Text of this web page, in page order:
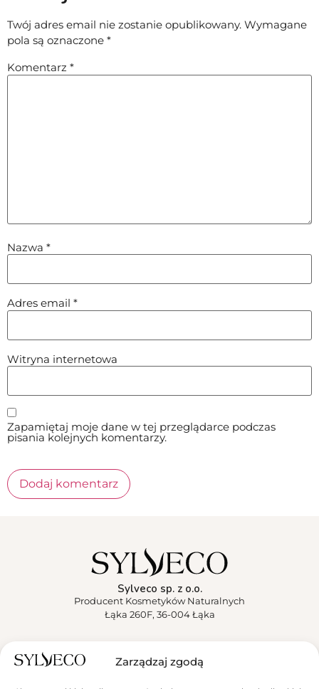
Zarządzaj zgodą
Twój adres email nie zostanie opublikowany. Wymagane
pola są oznaczone *
Komentarz *
Nazwa *
Adres email *
Witryna internetowa
Zapamiętaj moje dane w tej przeglądarce podczas
pisania kolejnych komentarzy.
Sylveco sp. z o.o.
Producent Kosmetyków Naturalnych
Łąka 260F, 36-004 Łąka
Sylveco
Aktualności